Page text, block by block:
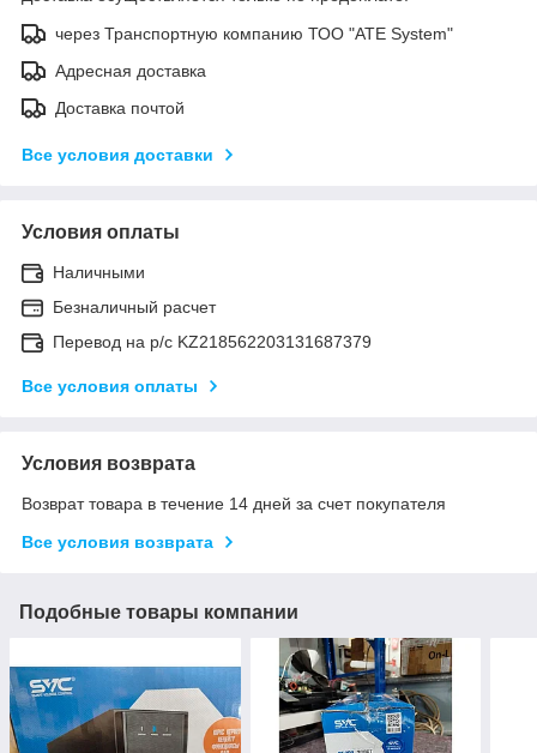
через Транспортную компанию ТОО "ATE System"
Адресная доставка
Доставка почтой
Все условия доставки
Условия оплаты
Наличными
Безналичный расчет
Перевод на р/с KZ218562203131687379
Все условия оплаты
Условия возврата
Возврат товара в течение 14 дней за счет покупателя
Все условия возврата
Подобные товары компании